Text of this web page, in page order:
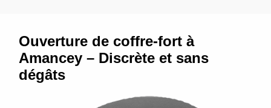
Ouverture de coffre-fort à
Amancey – Discrète et sans
dégâts